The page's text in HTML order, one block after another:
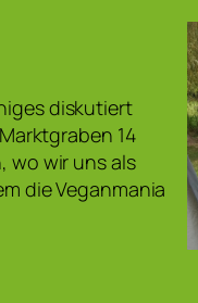
diskutiert
14
wo wir uns als
die Veganmania